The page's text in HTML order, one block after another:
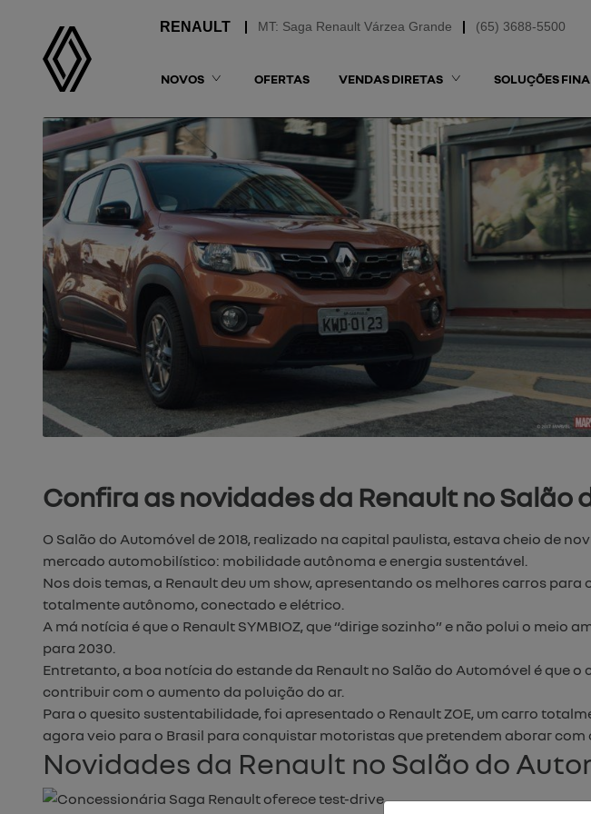
(65) 3688-5500
MT: Saga Renault Várzea Grande
NOVOS OFERTAS VENDAS DIRETAS SOLUÇÕES
Confira as novidades da Renault no Salão
O Salão do Automóvel de 2018, realizado na capital paulista, estava cheio de
mercado automobilístico: mobilidade autônoma e energia sustentável.
Nos dois temas, a Renault deu um show, apresentando os melhores carros
totalmente autônomo, conectado e elétrico.
A má notícia é que o Renault SYMBIOZ, que “dirige sozinho” e não polui o
para 2030.
Entretanto, a boa notícia do estande da Renault no Salão do Automóvel é que
contribuir com o aumento da poluição do ar.
Para o quesito sustentabilidade, foi apresentado o Renault ZOE, um carro
agora veio para o Brasil para conquistar motoristas que pretendem aborar com
Novidades da Renault no Salão do